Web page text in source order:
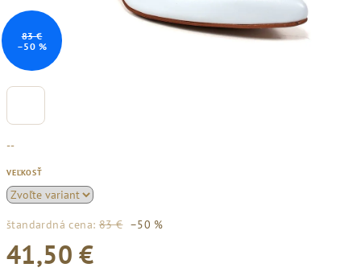
--
VEĽKOSŤ
štandardná cena: 83 € –50 %
41,50 €
83 €
–50 %